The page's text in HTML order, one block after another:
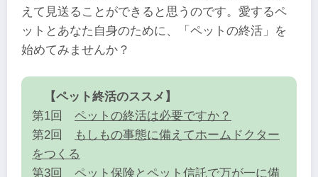
えて見送ることができると思うのです。愛するペ
ットとあなた自身のために、「ペットの終活」を
始めてみませんか？
【ペット終活のススメ】
第1回 ペットの終活は必要ですか？
第2回
もしもの事態に備えてホームドクター
をつくる
第3回 ペット保険とペット信託で万が一に備